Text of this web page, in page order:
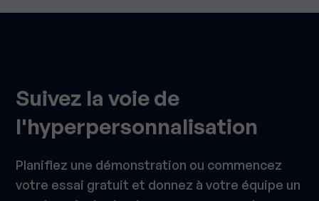
Suivez la voie de
l'hyperpersonnalisation
Planifiez une démonstration ou commencez
votre essai gratuit et donnez à votre équipe un